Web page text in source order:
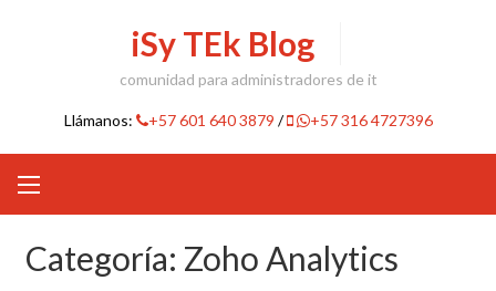
iSy TEk Blog
comunidad para administradores de it
Llámanos: +57 601 640 3879 / +57 316 4727396
Categoría: Zoho Analytics